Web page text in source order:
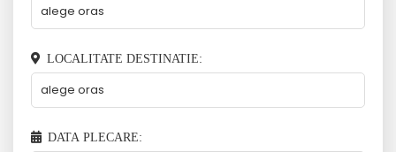
LOCALITATE DESTINATIE:
DATA PLECARE: